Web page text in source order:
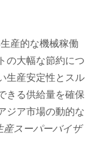
産的な機械稼働
の大幅な節約につ
生産安定性とスル
きる供給量を確保
ジア市場の動的な
産スーパーバイザ